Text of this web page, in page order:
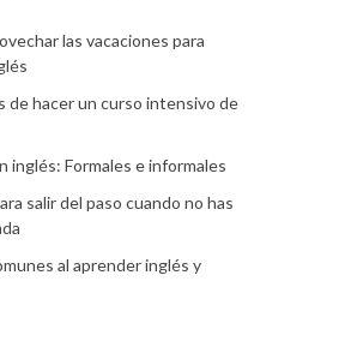
las vacaciones para
de hacer un curso intensivo de
inglés: Formales e informales
salir del paso cuando no has
al aprender inglés y